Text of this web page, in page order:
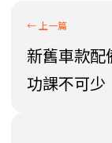
新舊車款配
功課不可少